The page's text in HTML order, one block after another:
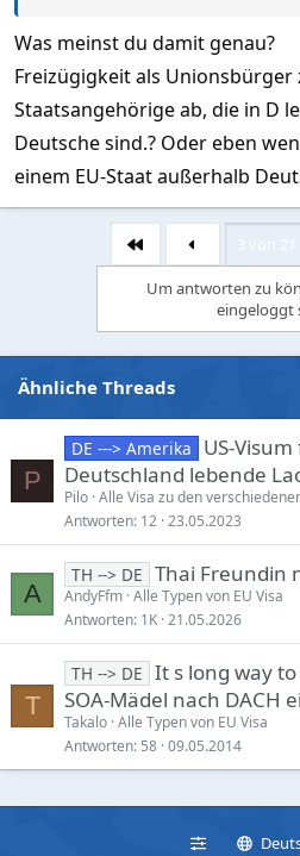
Was meinst du damit genau?
Freizügigkeit als Unionsbürger
Staatsangehörige ab, die in D
Deutsche sind.? Oder eben
einem EU-Staat außerhalb
Erste
Um antworten zu
eingeloggt
Ähnliche Threads
P
DE ---> Amerika
US-
Deutschland lebende
Pilo Alle Visa zu den
Antworten 12 23.05.2023
A
TH --> DE Thai Freundin
AndyFfm Alle Typen von EU Visa
Antworten 1K 21.05.2026
T
TH --> DE It s long way
SOA-Mädel nach DACH
Takalo Alle Typen von EU Visa
Antworten 58 09.05.2014